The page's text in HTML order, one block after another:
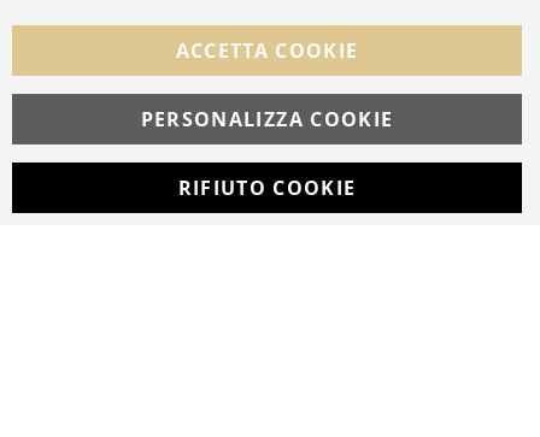
Facebook Instagram Whatsapp
© Copyright MAV Arreda s.r.l. | P.IVA IT05919160969
Via Galileo Galilei, 14 | Milano
ACCETTA COOKIE
PERSONALIZZA COOKIE
RIFIUTO COOKIE